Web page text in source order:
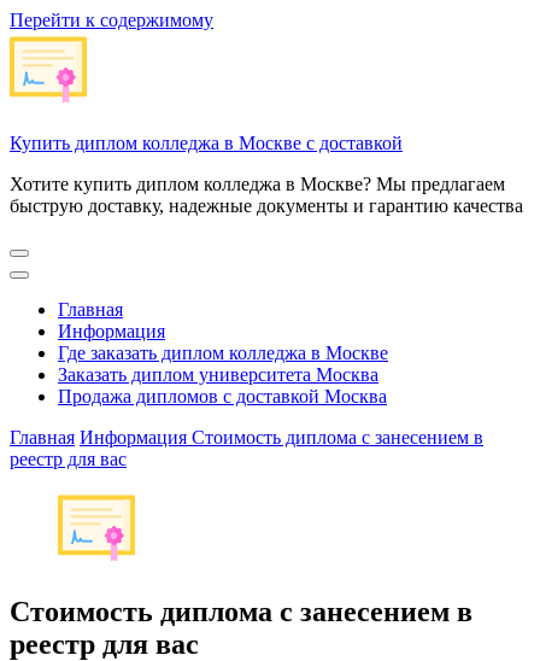
Перейти к содержимому
Купить диплом колледжа в Москве с доставкой
Хотите купить диплом колледжа в Москве? Мы предлагаем
быструю доставку, надежные документы и гарантию качества
Главная
Информация
Где заказать диплом колледжа в Москве
Заказать диплом университета Москва
Продажа дипломов с доставкой Москва
Главная Информация Стоимость диплома с занесением в
реестр для вас
Стоимость диплома с занесением в
реестр для вас